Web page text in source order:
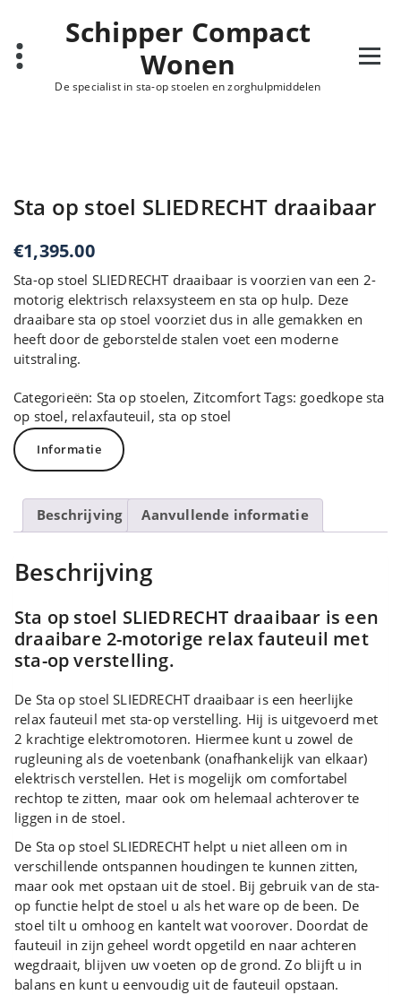
inhoud
Schipper Compact
Wonen
De specialist in sta-op stoelen en zorghulpmiddelen
Sta op stoel SLIEDRECHT draaibaar
€1,395.00
Sta-op stoel SLIEDRECHT draaibaar is voorzien van een 2-
motorig elektrisch relaxsysteem en sta op hulp. Deze
draaibare sta op stoel voorziet dus in alle gemakken en
heeft door de geborstelde stalen voet een moderne
uitstraling.
Categorieën: Sta op stoelen, Zitcomfort Tags: goedkope sta
op stoel, relaxfauteuil, sta op stoel
Informatie
Beschrijving Aanvullende informatie
Beschrijving
Sta op stoel SLIEDRECHT draaibaar is een
draaibare 2-motorige relax fauteuil met
sta-op verstelling.
De Sta op stoel SLIEDRECHT draaibaar is een heerlijke
relax fauteuil met sta-op verstelling. Hij is uitgevoerd met
2 krachtige elektromotoren. Hiermee kunt u zowel de
rugleuning als de voetenbank (onafhankelijk van elkaar)
elektrisch verstellen. Het is mogelijk om comfortabel
rechtop te zitten, maar ook om helemaal achterover te
liggen in de stoel.
De Sta op stoel SLIEDRECHT helpt u niet alleen om in
verschillende ontspannen houdingen te kunnen zitten,
maar ook met opstaan uit de stoel. Bij gebruik van de sta-
op functie helpt de stoel u als het ware op de been. De
stoel tilt u omhoog en kantelt wat voorover. Doordat de
fauteuil in zijn geheel wordt opgetild en naar achteren
wegdraait, blijven uw voeten op de grond. Zo blijft u in
balans en kunt u eenvoudig uit de fauteuil opstaan.